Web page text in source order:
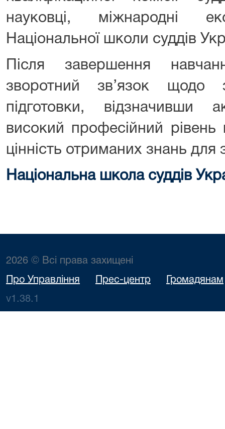
науковці, міжнародні
Національної школи суддів
Після завершення
зворотний зв’язок щодо
підготовки, відзначивши
високий професійний рівень
цінність отриманих знань для
Національна школа суддів
2026 © Всі права захищені
Про Управління Прес-центр Громадянам
v1.38.1